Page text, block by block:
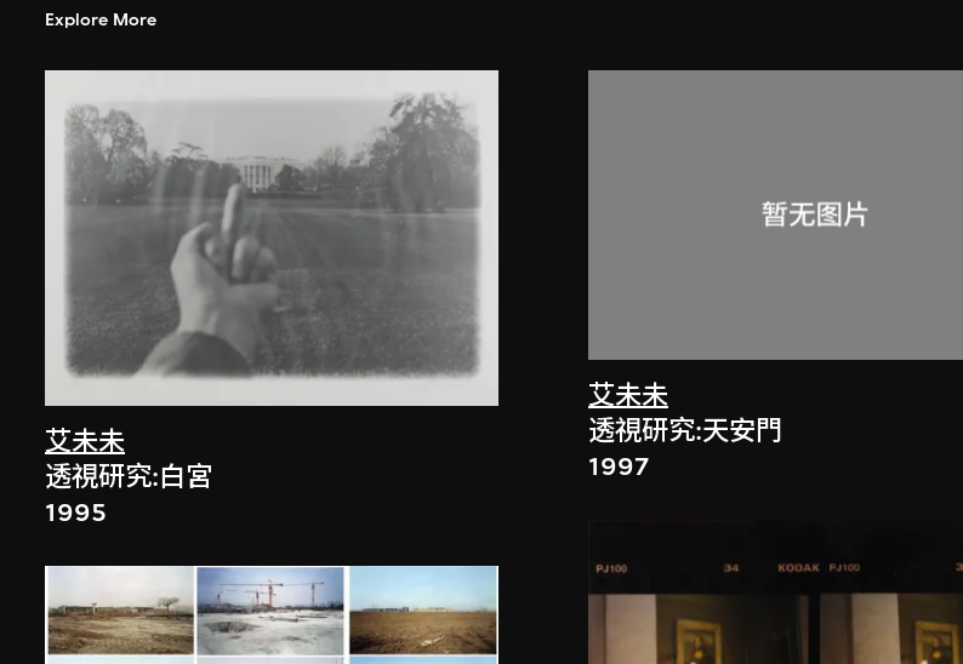
Explore More
艾未未
透視研究:白宮
1995
艾未未
透視研究:天安門
1997